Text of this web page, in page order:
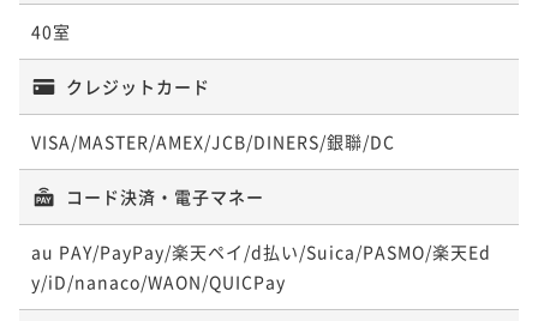
40室
クレジットカード
VISA/MASTER/AMEX/JCB/DINERS/銀聯/DC
コード決済・電子マネー
au PAY/PayPay/楽天ペイ/d払い/Suica/PASMO/楽天Ed
y/iD/nanaco/WAON/QUICPay